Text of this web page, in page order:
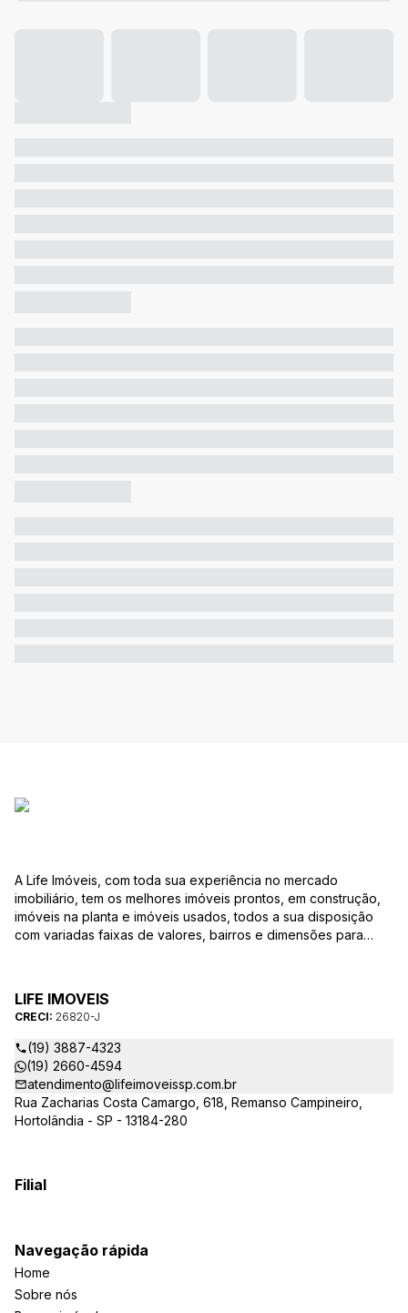
A Life Imóveis, com toda sua experiência no mercado
imobiliário, tem os melhores imóveis prontos, em construção,
imóveis na planta e imóveis usados, todos a sua disposição
com variadas faixas de valores, bairros e dimensões para
as suas dúvidas sobre casas, apartamentos, terrenos, salas
comerciais e outros produtos imobiliários.
LIFE IMOVEIS
CRECI: 26820-J
(19) 3887-4323
(19) 2660-4594
atendimento@lifeimoveissp.com.br
Rua Zacharias Costa Camargo, 618, Remanso Campineiro,
Hortolândia - SP - 13184-280
Filial
Navegação rápida
Home
Sobre nós